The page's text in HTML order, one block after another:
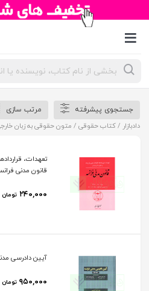
جستجوی
محصولات
جستجوی پیشرفته
مرتب سازی
دادبازار /کتاب حقوقی / متون حقوقی به زبان
تعهدات،
قانون مدنی
۲۴۰,۰۰۰ تومان
آیین دادرسی
۹۵۰,۰۰۰ تومان